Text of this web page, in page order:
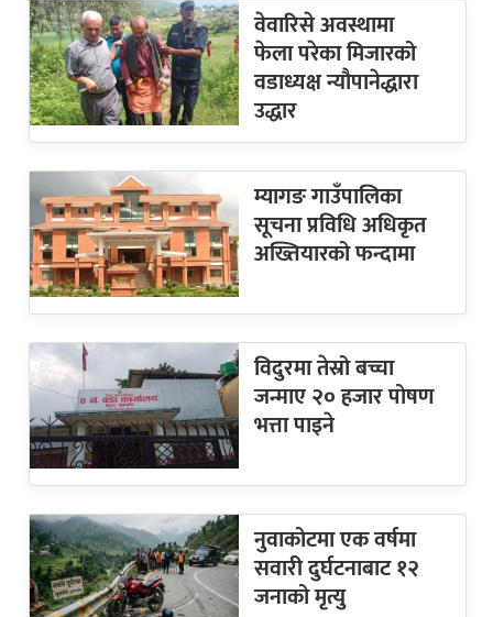
वेवारिसे अवस्थामा
फेला परेका मिजारको
वडाध्यक्ष न्यौपानेद्धारा
उद्धार
म्यागङ गाउँपालिका
सूचना प्रविधि अधिकृत
अख्तियारको फन्दामा
विदुरमा तेस्रो बच्चा
जन्माए २० हजार पोषण
भत्ता पाइने
नुवाकोटमा एक वर्षमा
सवारी दुर्घटनाबाट १२
जनाको मृत्यु